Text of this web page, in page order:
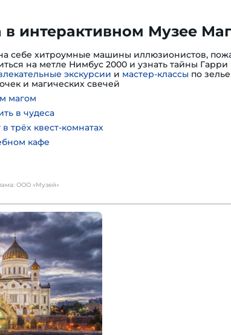
интерактивном Музее
себе хитроумные машины иллюзионистов,
на метле Нимбус 2000 и узнать тайны Гарри
экскурсии и мастер-классы по
и магических свечей
магом
в чудеса
трёх квест-комнатах
кафе
ООО «Музей»